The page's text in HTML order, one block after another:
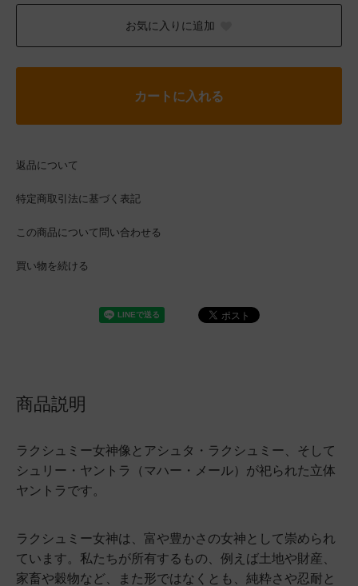
お気に入りに追加
カートに入れる
返品について
特定商取引法に基づく表記
この商品について問い合わせる
買い物を続ける
商品説明
ラクシュミー女神像とアシュタ・ラクシュミー、そして
シュリー・ヤントラ（マハー・メール）が祀られた立体
ヤントラです。
ラクシュミー女神は、富や豊かさの女神として崇められ
ています。私たちが所有するもの、例えば土地や財産、
家畜や穀物など、また形ではなくとも、純粋さや忍耐と